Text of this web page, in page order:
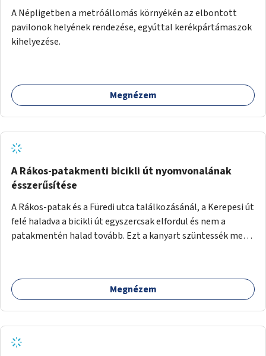
A Népligetben a metróállomás környékén az elbontott
pavilonok helyének rendezése, egyúttal kerékpártámaszok
kihelyezése.
Megnézem
A Rákos-patakmenti bicikli út nyomvonalának
ésszerűsítése
A Rákos-patak és a Füredi utca találkozásánál, a Kerepesi út
felé haladva a bicikli út egyszercsak elfordul és nem a
patakmentén halad tovább. Ezt a kanyart szüntessék meg
Megnézem